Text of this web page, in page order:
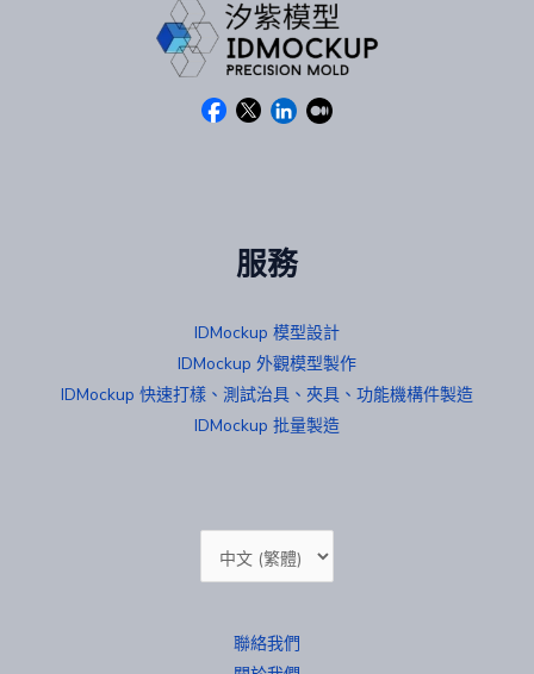
服務
IDMockup 模型設計
IDMockup 外觀模型製作
IDMockup 快速打樣、測試治具、夾具、功能機構件製造
IDMockup 批量製造
Choose
a
聯絡我們